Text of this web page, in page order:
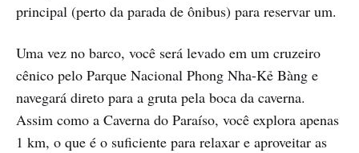
principal (perto da parada de ônibus) para reservar um.
Uma vez no barco, você será levado em um cruzeiro
cênico pelo Parque Nacional Phong Nha-Kẻ Bàng e
navegará direto para a gruta pela boca da caverna.
Assim como a Caverna do Paraíso, você explora apenas
1 km, o que é o suficiente para relaxar e aproveitar as